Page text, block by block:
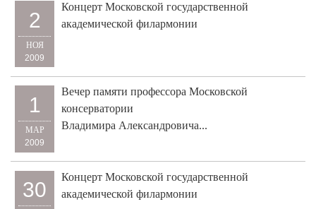
2
НОЯ
2009
Концерт Московской государственной
академической филармонии
1
МАР
2009
Вечер памяти профессора Московской
консерватории
Владимира Александровича...
30
Концерт Московской государственной
академической филармонии